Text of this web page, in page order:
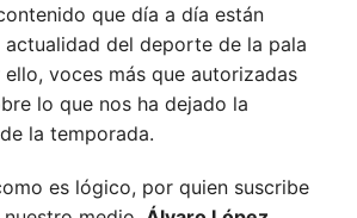
que día a día están
actualidad del deporte de la pala
voces más que autorizadas
lo que nos ha dejado la
la temporada.
es lógico, por quien suscribe